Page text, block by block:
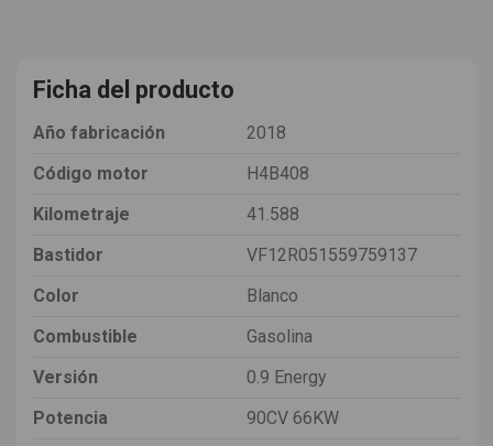
Ficha del producto
Año fabricación
2018
Código motor
H4B408
Kilometraje
41.588
Bastidor
VF12R051559759137
Color
Blanco
Combustible
Gasolina
Versión
0.9 Energy
Potencia
90CV 66KW